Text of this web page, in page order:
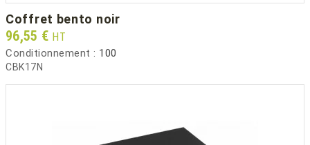
coffret bento noir
Prix
96,55 € HT
Conditionnement : 100
CBK17N